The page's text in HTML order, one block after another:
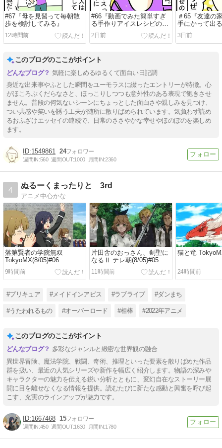
#67『母を見習って毎朝散
歩を検討してみる』
12時間前
#66『動画でみた簡単すぎ
る手作りアイスレシピの挑
戦』
2日前
＃65『友達の
手にかって出
3日前
このブログのここがポイント
気軽に楽しめるゆるくて面白い日記調
身近な出来事やふとした瞬間をユーモラスに綴ったエントリーが特徴。心
がほころぶくだらなさと、ほっこりしつつも意外性のある表現で飽きさせ
ません。普段の何気ないシーンにちょっとした面白さや親しみを見つけ、
つい共感や笑いを誘う工夫が随所に散りばめられています。気負わず読め
るおふざけエッセイの連続で、日常のささやかな幸せやほのぼのを楽しめ
ます。
1549861 24
週間IN:560 週間OUT:1000 月間IN:2360
4
ぬるーくまったりと 3rd
アニメ中心かな
落第賢者の学院無双
TokyoMX(8/05)#06
9時間前
片田舎のおっさん、剣聖に
なるⅡ テレ朝(8/05)#05
11時間前
猫と竜
24時間前
#プリキュア #メイドインアビス #ラブライブ #ダンまち
#うたわれるもの #オーバーロード #相棒 #2022年アニメ
このブログのここがポイント
多彩なジャンルと緻密な世界観の融合
異世界冒険、魔法学院、戦闘、奇術、推理といった要素を散りばめた作品
群を扱い、最近の人気シリーズや新作を幅広く紹介します。物語の深みや
キャラクターの魅力を伝える鋭い分析とともに、変幻自在なストーリー展
開に目を離せなくなる情報を提供。読むたびに新たな感動と興奮を呼び起
こす、充実のラインアップが魅力です。
1667468 15
週間IN:450 週間OUT:1630 月間IN:1780